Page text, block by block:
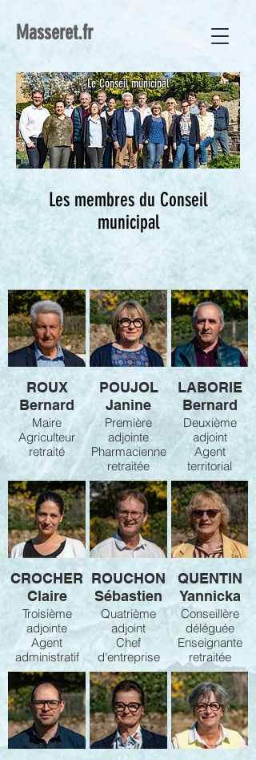
Masseret.fr
Le Conseil municipal
Les membres du Conseil
municipal
ROUX
Bernard
Maire
Agriculteur
retraité
POUJOL
Janine
Première
adjointe
Pharmacienne
retraitée
LABORIE
Bernard
Deuxième
adjoint
Agent
territorial
CROCHER
Claire
Troisième
adjointe
Agent
administratif
ROUCHON
Sébastien
Quatrième
adjoint
Chef
d'entreprise
QUENTIN
Yannicka
Conseillère
déléguée
Enseignante
retraitée